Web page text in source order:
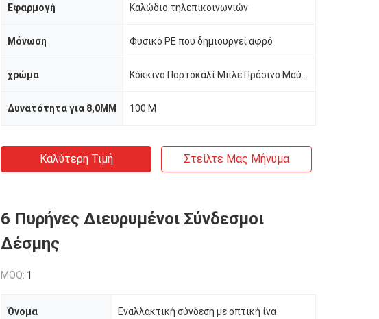
Εφαρμογή Καλώδιο τηλεπικοινωνιών
Μόνωση Φυσικό PE που δημιουργεί αφρό
χρώμα
Δυνατότητα για 8,0MM 100 Μ
Καλύτερη Τιμή Στείλτε Μας Μήνυμα
6 Πυρήνες Διευρυμένοι Σύνδεσμοι
Δέσμης
MOQ: 1
Όνομα Εναλλακτική σύνδεση με οπτική ίνα